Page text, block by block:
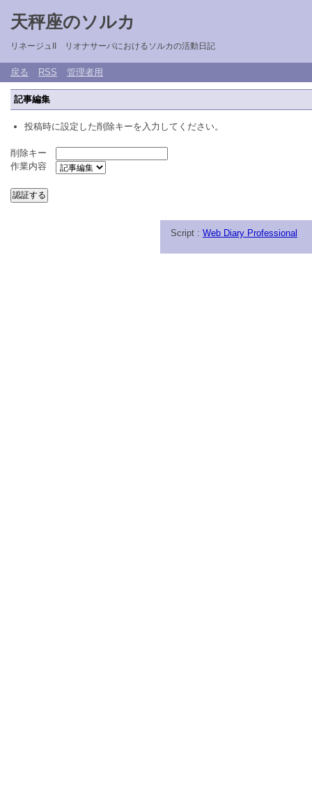
天秤座のソルカ
リネージュII リオナサーバにおけるソルカの活動日記
戻る RSS 管理者用
記事編集
投稿時に設定した削除キーを入力してください。
削除キー
作業内容
Script : Web Diary Professional